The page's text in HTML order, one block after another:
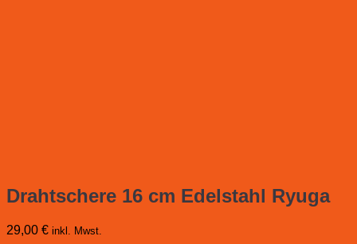
Drahtschere 16 cm Edelstahl Ryuga
29,00 € inkl. Mwst.